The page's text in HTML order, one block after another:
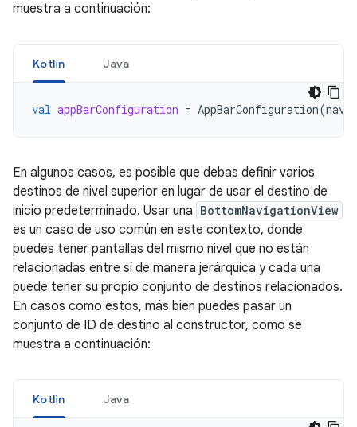
muestra a continuación:
Kotlin Java
val appBarConfiguration = AppBarConfiguration(
En algunos casos, es posible que debas definir varios
destinos de nivel superior en lugar de usar el destino de
inicio predeterminado. Usar una BottomNavigationView
es un caso de uso común en este contexto, donde
puedes tener pantallas del mismo nivel que no están
relacionadas entre sí de manera jerárquica y cada una
puede tener su propio conjunto de destinos relacionados.
En casos como estos, más bien puedes pasar un
conjunto de ID de destino al constructor, como se
muestra a continuación:
Kotlin Java